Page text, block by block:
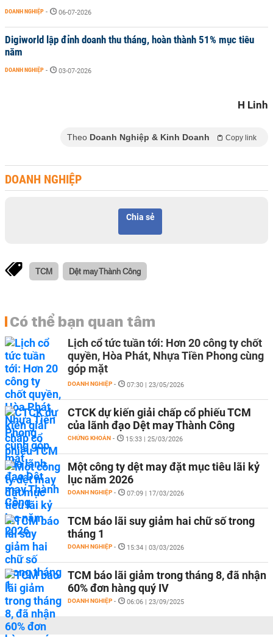
DOANH NGHIỆP - 06-07-2026
Digiworld lập đỉnh doanh thu tháng, hoàn thành 51% mục tiêu
năm
DOANH NGHIỆP - 03-07-2026
H Linh
Theo Doanh Nghiệp & Kinh Doanh Copy link
DOANH NGHIỆP
Chia sẻ
TCM Dệt may Thành Công
Có thể bạn quan tâm
Lịch cổ tức tuần tới: Hơn 20 công ty chốt
quyền, Hòa Phát, Nhựa Tiền Phong cùng
góp mặt
DOANH NGHIỆP - 07:30 | 23/05/2026
CTCK dự kiến giải chấp cổ phiếu TCM
của lãnh đạo Dệt may Thành Công
CHỨNG KHOÁN - 15:33 | 25/03/2026
Một công ty dệt may đặt mục tiêu lãi kỷ
lục năm 2026
DOANH NGHIỆP - 07:09 | 17/03/2026
TCM báo lãi suy giảm hai chữ số trong
tháng 1
DOANH NGHIỆP - 15:34 | 03/03/2026
TCM báo lãi giảm trong tháng 8, đã nhận
60% đơn hàng quý IV
DOANH NGHIỆP - 06:06 | 23/09/2025